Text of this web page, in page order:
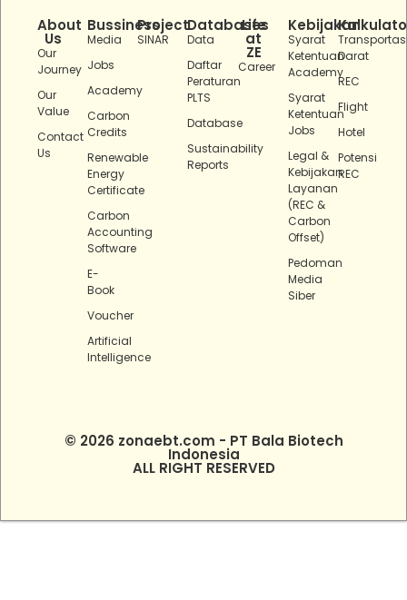
About
Us
Our
Journey
Our
Value
Contact
Us
Bussiness
Media
Jobs
Academy
Carbon
Credits
Renewable
Energy
Certificate
Carbon
Accounting
Software
E-
Book
Voucher
Artificial
Intelligence
Project
SINAR
Databases
Data
Daftar
Peraturan
PLTS
Database
Sustainability
Reports
Life
at
ZE
Career
Kebijakan
Syarat
Ketentuan
Academy
Syarat
Ketentuan
Jobs
Legal &
Kebijakan
Layanan
(REC &
Carbon
Offset)
Pedoman
Media
Siber
Darat
REC
Flight
Hotel
Potensi
REC
© 2026 zonaebt.com - PT Bala Biotech
Indonesia
ALL RIGHT RESERVED